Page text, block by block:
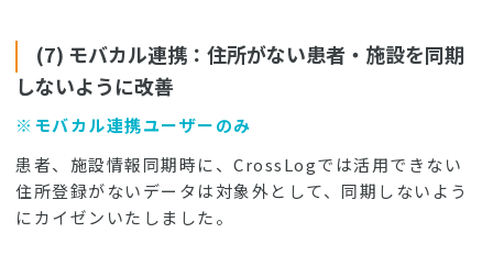
(7) モバカル連携：住所がない患者・施設を同期
しないように改善
※モバカル連携ユーザーのみ
患者、施設情報同期時に、CrossLogでは活用できない
住所登録がないデータは対象外として、同期しないよう
にカイゼンいたしました。